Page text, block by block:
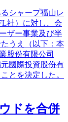
シャープ福山レ
社）に対し、会
ザー事業及び半
うえ（以下：本
股份有限公司
國際投資股份有
とを決定した。
ドを合併